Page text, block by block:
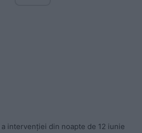
intervenției din noapte de 12 iunie